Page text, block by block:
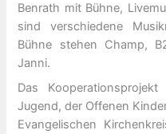
Benrath mit Bühne,
sind verschiedene
Bühne stehen Champ,
Janni.
Das
Jugend, der Offenen
Evangelischen